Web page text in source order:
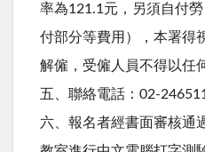
率為121.1元，另須自付
付部分等費用），本署得
解僱，受僱人員不得以任
五、聯絡電話：02-
六、報名者經書面審核通